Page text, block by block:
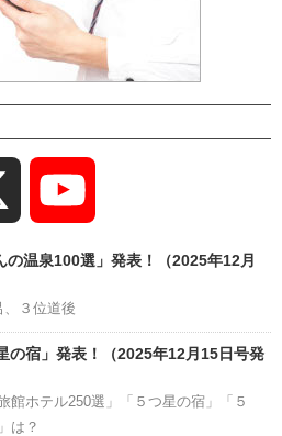
Channel
の温泉100選」発表！（2025年12月
、３位道後
の宿」発表！（2025年12月15日号発
館ホテル250選」「５つ星の宿」「５
は？